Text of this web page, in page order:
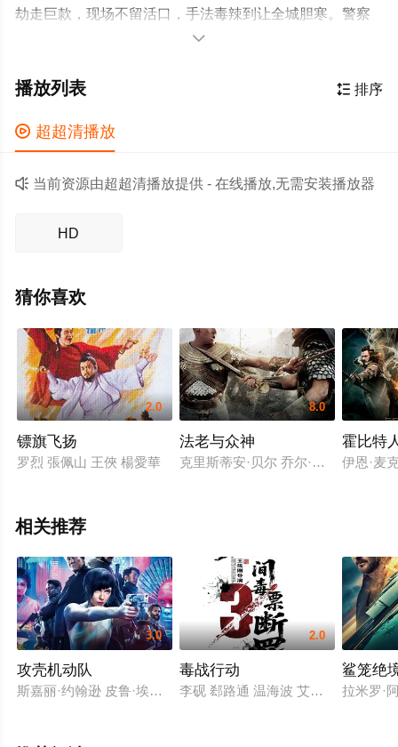
劫走巨款，现场不留活口，手法毒辣到让全城胆寒。警察
局长命令刑侦队长张震调查此案。早已隐退“江湖”多年的赵
回这笔血债。

 排序
播放列表
 超超清播放
 当前资源由超超清播放提供 - 在线播放,无需安装播放器
HD
猜你喜欢
2.0
镖旗飞扬
罗烈 張佩山 王俠 楊愛華
8.0
法老与众神
克里斯蒂安·贝尔 乔尔·埃哲顿 本·金
霍比特
伊恩·麦
相关推荐
3.0
攻壳机动队
斯嘉丽·约翰逊 皮鲁·埃斯贝克 北野武 朱丽叶·比诺什 迈克尔·皮
2.0
毒战行动
李砚 郄路通 温海波 艾力江·库尔班
鲨笼绝
拉米罗·